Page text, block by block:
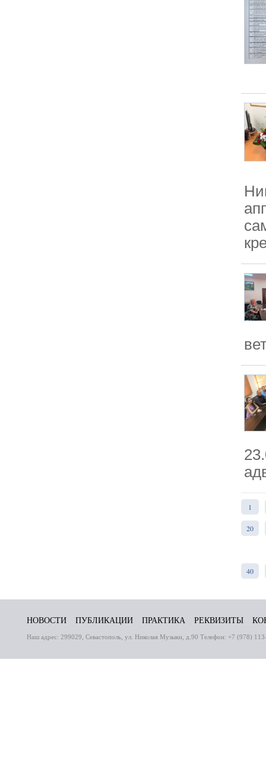
1
20
40
НОВОСТИ ПУБЛИКАЦИИ ПРАКТИКА РЕКВИЗИТЫ
Наш адрес: 299029, Севастополь, ул. Николая Музыки, д.90 Телефон: +7 (978)